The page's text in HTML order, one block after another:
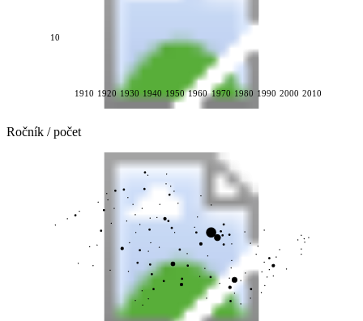
1910 1920 1930 1940 1950 1960 1970 1980 1990 2000 2010
10
Ročník / počet